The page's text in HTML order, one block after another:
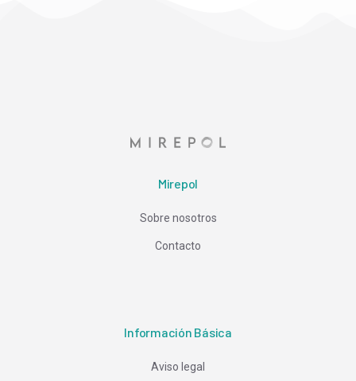
Mirepol
Sobre nosotros
Contacto
Información Básica
Aviso legal